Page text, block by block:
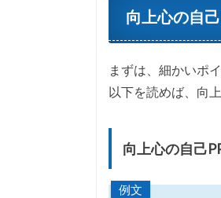
向上心の自
まずは、細かいポ
以下を読めば、向
向上心の自己
例文